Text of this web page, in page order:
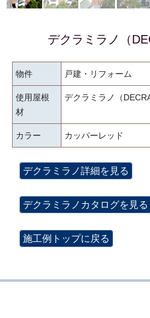
デクラミラノ（
物件 戸建・リフォーム
使用屋根
材
デクラミラノ（
カラー カッパーレッド
デクラミラノ詳細を見る
デクラミラノカタログを見る
施工例トップに戻る